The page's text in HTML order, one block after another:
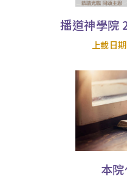
育) (MACE)
崇拜學文學碩士
教牧學博士 及
MAPM)
神學碩士 (ThM)
播道神學院
上載日
本